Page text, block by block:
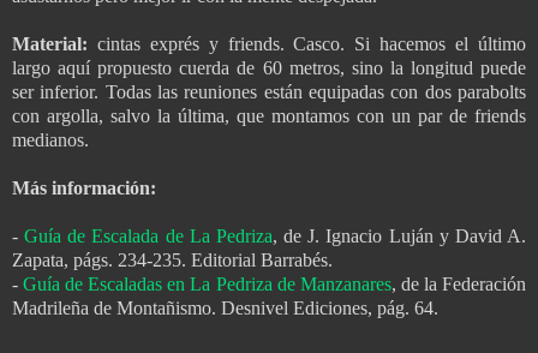
Material: cintas exprés y friends. Casco. Si hacemos el último
largo aquí propuesto cuerda de 60 metros, sino la longitud puede
ser inferior. Todas las reuniones están equipadas con dos parabolts
con argolla, salvo la última, que montamos con un par de friends
medianos.
Más información:
-Guía de Escalada de La Pedriza, de J. Ignacio Luján y David A.
Zapata, págs. 234-235. Editorial Barrabés.
-Guía de Escaladas en La Pedriza de Manzanares, de la Federación
Madrileña de Montañismo. Desnivel Ediciones, pág. 64.